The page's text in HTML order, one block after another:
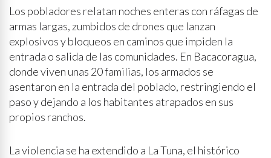
Los pobladores relatan noches enteras con ráfagas de
armas largas, zumbidos de drones que lanzan
explosivos y bloqueos en caminos que impiden la
entrada o salida de las comunidades. En Bacacoragua,
donde viven unas 20 familias, los armados se
asentaron en la entrada del poblado, restringiendo el
paso y dejando a los habitantes atrapados en sus
propios ranchos.
La violencia se ha extendido a La Tuna, el histórico